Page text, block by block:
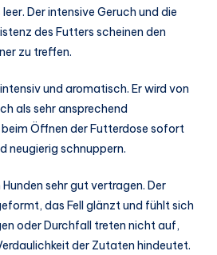
Der intensive Geruch und die
des Futters scheinen den
zu treffen.
und aromatisch. Er wird von
als sehr ansprechend
Öffnen der Futterdose sofort
neugierig schnuppern.
sehr gut vertragen. Der
das Fell glänzt und fühlt sich
oder Durchfall treten nicht auf,
der Zutaten hindeutet.